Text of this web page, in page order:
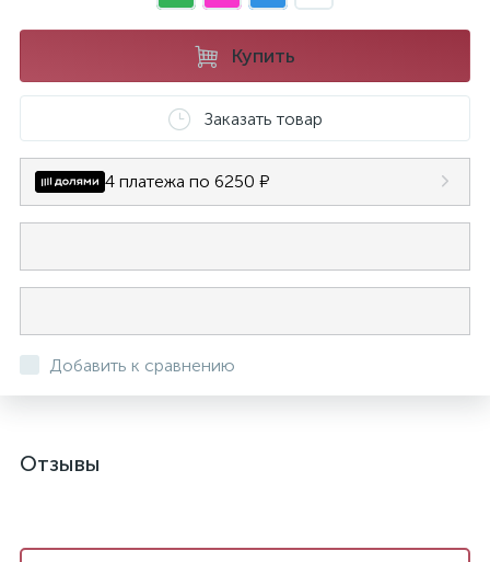
Купить
Заказать товар
4 платежа по 6250 ₽
Добавить к сравнению
Отзывы